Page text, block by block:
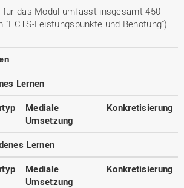
für das Modul umfasst insgesamt 450
"ECTS-Leistungspunkte und Benotung").
Lernen
Mediale
Umsetzung
Konkretisierung
Lernen
Mediale
Umsetzung
Konkretisierung